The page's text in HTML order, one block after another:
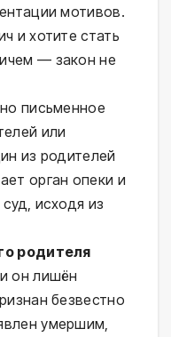
мотивов.
и хотите стать
— закон не
письменное
или
из родителей
орган опеки и
исходя из
родителя
он лишён
безвестно
умершим,